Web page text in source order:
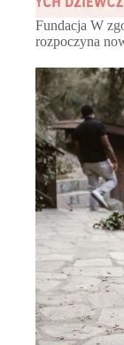
Fundacja W
rozpoczyna